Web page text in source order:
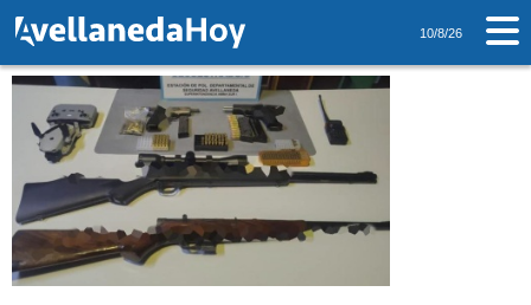
10/8/26
Tag: Gerli